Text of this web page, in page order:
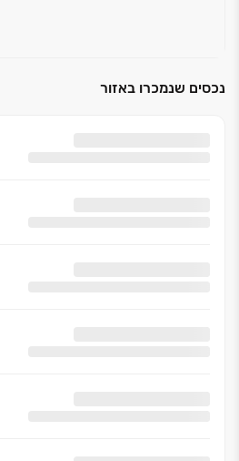
נכסים שנמכרו באזור